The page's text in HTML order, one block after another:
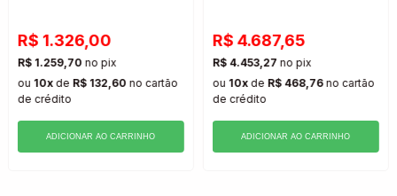
R$ 1.326,00
R$ 1.259,70 no pix
ou 10xde R$ 132,60 no cartão
de crédito
ADICIONAR AO CARRINHO
R$ 4.687,65
R$ 4.453,27 no pix
ou 10xde R$ 468,76no cartão
de crédito
ADICIONAR AO CARRINHO